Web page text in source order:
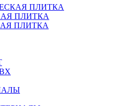
ПЛИТКА
ПЛИТКА
ПЛИТКА